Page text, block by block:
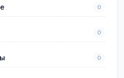
0
0
0